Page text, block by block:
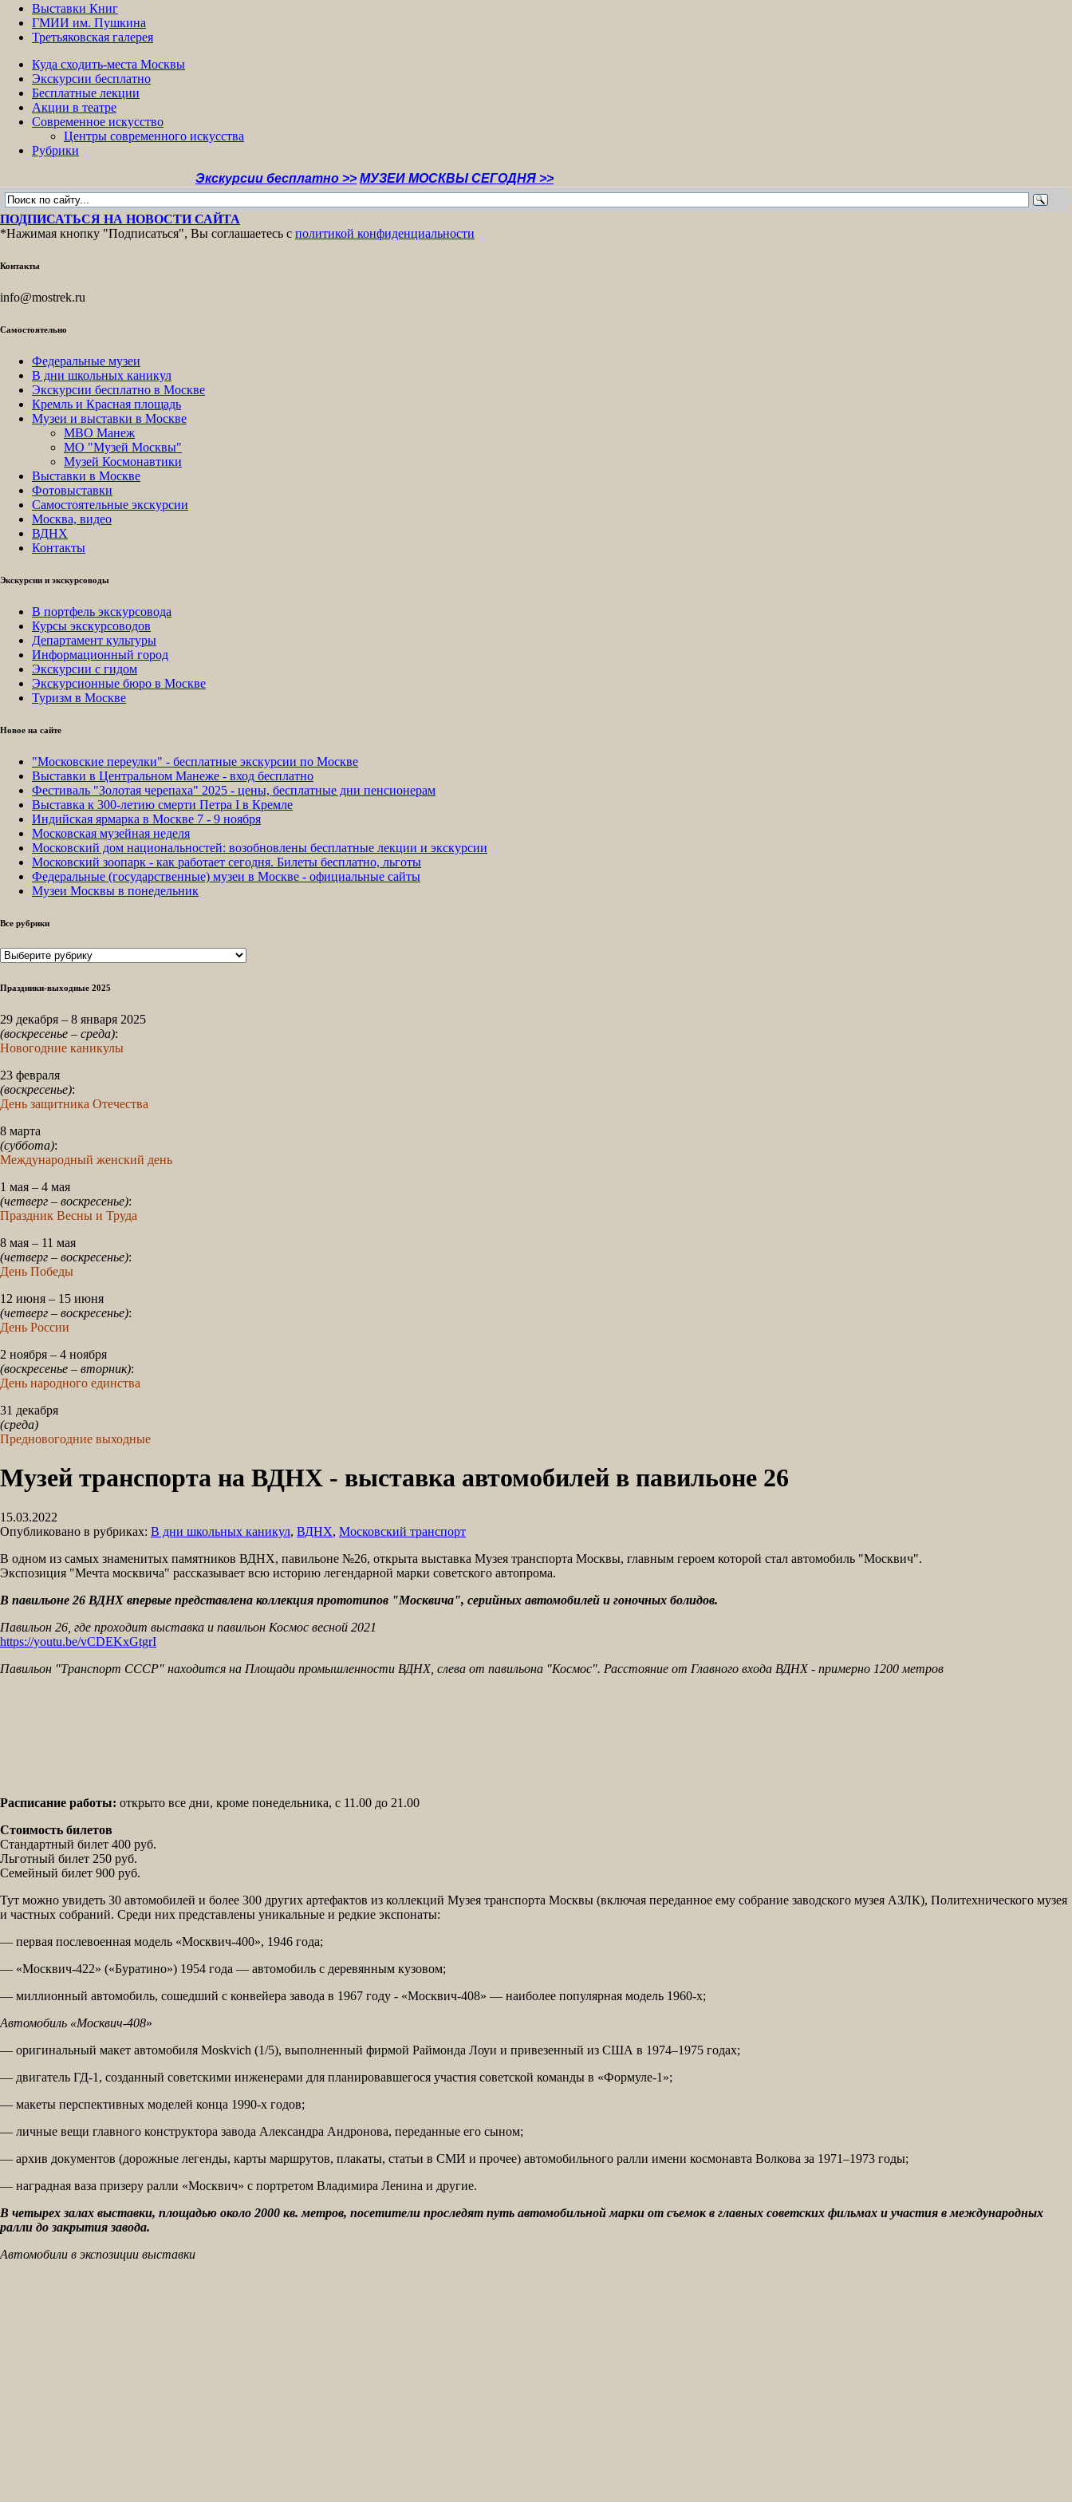
Выставки Книг
ГМИИ им. Пушкина
Третьяковская галерея
Куда сходить-места Москвы
Экскурсии бесплатно
Бесплатные лекции
Акции в театре
Современное искусство
Центры современного искусства
Рубрики
Экскурсии бесплатно >> МУЗЕИ МОСКВЫ СЕГОДНЯ >>
ПОДПИСАТЬСЯ НА НОВОСТИ САЙТА
*Нажимая кнопку "Подписаться", Вы соглашаетесь с политикой конфиденциальности
Контакты
info@mostrek.ru
Самостоятельно
Федеральные музеи
В дни школьных каникул
Экскурсии бесплатно в Москве
Кремль и Красная площадь
Музеи и выставки в Москве
МВО Манеж
МО "Музей Москвы"
Музей Космонавтики
Выставки в Москве
Фотовыставки
Самостоятельные экскурсии
Москва, видео
ВДНХ
Контакты
Экскурсии и экскурсоводы
В портфель экскурсовода
Курсы экскурсоводов
Департамент культуры
Информационный город
Экскурсии с гидом
Экскурсионные бюро в Москве
Туризм в Москве
Новое на сайте
"Московские переулки" - бесплатные экскурсии по Москве
Выставки в Центральном Манеже - вход бесплатно
Фестиваль "Золотая черепаха" 2025 - цены, бесплатные дни пенсионерам
Выставка к 300-летию смерти Петра I в Кремле
Индийская ярмарка в Москве 7 - 9 ноября
Московская музейная неделя
Московский дом национальностей: возобновлены бесплатные лекции и экскурсии
Московский зоопарк - как работает сегодня. Билеты бесплатно, льготы
Федеральные (государственные) музеи в Москве - официальные сайты
Музеи Москвы в понедельник
Все рубрики
Все
Праздники-выходные 2025
29 декабря – 8 января 2025
(воскресенье – среда):
Новогодние каникулы
23 февраля
(воскресенье):
День защитника Отечества
8 марта
(суббота):
Международный женский день
1 мая – 4 мая
(четверг – воскресенье):
Праздник Весны и Труда
8 мая – 11 мая
(четверг – воскресенье):
День Победы
12 июня – 15 июня
(четверг – воскресенье):
День России
2 ноября – 4 ноября
(воскресенье – вторник):
День народного единства
31 декабря
(среда)
Предновогодние выходные
Музей транспорта на ВДНХ - выставка автомобилей в павильоне 26
15.03.2022
Опубликовано в рубриках: В дни школьных каникул, ВДНХ, Московский транспорт
В одном из самых знаменитых памятников ВДНХ, павильоне №26, открыта выставка Музея транспорта Москвы, главным героем которой стал автомобиль "Москвич".
Экспозиция "Мечта москвича" рассказывает всю историю легендарной марки советского автопрома.
В павильоне 26 ВДНХ впервые представлена коллекция прототипов "Москвича", серийных автомобилей и гоночных болидов.
Павильон 26, где проходит выставка и павильон Космос весной 2021
https://youtu.be/vCDEKxGtgrI
Павильон "Транспорт СССР" находится на Площади промышленности ВДНХ, слева от павильона "Космос". Расстояние от Главного входа ВДНХ - примерно 1200 метров
Расписание работы: открыто все дни, кроме понедельника, с 11.00 до 21.00
Стоимость билетов
Стандартный билет 400 руб.
Льготный билет 250 руб.
Семейный билет 900 руб.
Тут можно увидеть 30 автомобилей и более 300 других артефактов из коллекций Музея транспорта Москвы (включая переданное ему собрание заводского музея АЗЛК), Политехнического музея
и частных собраний. Среди них представлены уникальные и редкие экспонаты:
— первая послевоенная модель «Москвич-400», 1946 года;
— «Москвич-422» («Буратино») 1954 года — автомобиль с деревянным кузовом;
— миллионный автомобиль, сошедший с конвейера завода в 1967 году - «Москвич-408» — наиболее популярная модель 1960-х;
Автомобиль «Москвич-408»
— оригинальный макет автомобиля Moskvich (1/5), выполненный фирмой Раймонда Лоуи и привезенный из США в 1974–1975 годах;
— двигатель ГД-1, созданный советскими инженерами для планировавшегося участия советской команды в «Формуле-1»;
— макеты перспективных моделей конца 1990-х годов;
— личные вещи главного конструктора завода Александра Андронова, переданные его сыном;
— архив документов (дорожные легенды, карты маршрутов, плакаты, статьи в СМИ и прочее) автомобильного ралли имени космонавта Волкова за 1971–1973 годы;
— наградная ваза призеру ралли «Москвич» с портретом Владимира Ленина и другие.
В четырех залах выставки, площадью около 2000 кв. метров, посетители проследят путь автомобильной марки от съемок в главных советских фильмах и участия в международных
ралли до закрытия завода.
Автомобили в экспозиции выставки